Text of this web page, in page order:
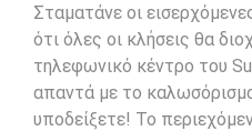
Σταματάνε οι
ότι όλες οι κλήσεις θα
τηλεφωνικό κέντρο του
απαντά με το
υποδείξετε! Το